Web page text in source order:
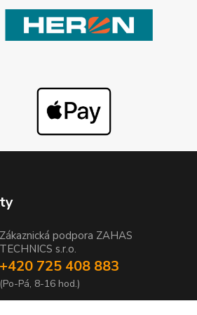
Zákaznická podpora ZAHAS
TECHNICS s.r.o.
+420 725 408 883
(Po-Pá, 8-16 hod.)